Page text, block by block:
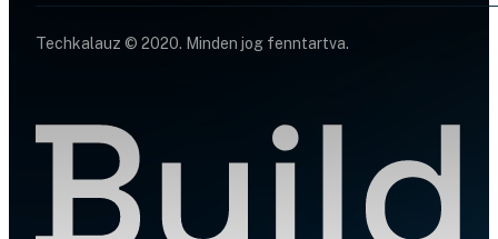
Techkalauz © 2020. Minden jog fenntartva.